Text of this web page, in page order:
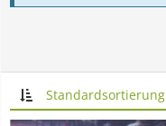
Standardsortierung